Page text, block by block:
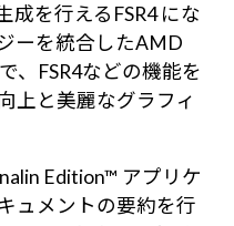
成を行えるFSR4 にな
ーを統合したAMD
、FSR4などの機能を
上と美麗なグラフィ
Edition™ アプリケ
ュメントの要約を行